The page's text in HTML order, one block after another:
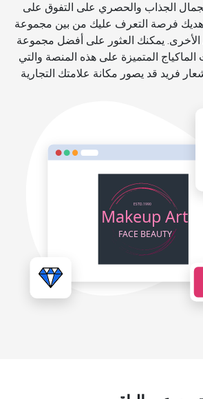
الجذاب والحصري على التفوق على
فرصة التعرف عليك من بين مجموعة
يمكنك العثور على أفضل مجموعة
المتميزة على هذه المنصة والتي